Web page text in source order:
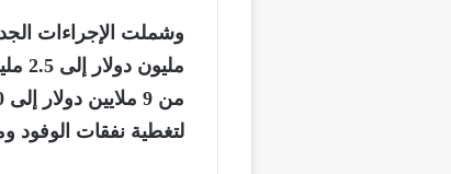
لتغطية نفقات الوفود